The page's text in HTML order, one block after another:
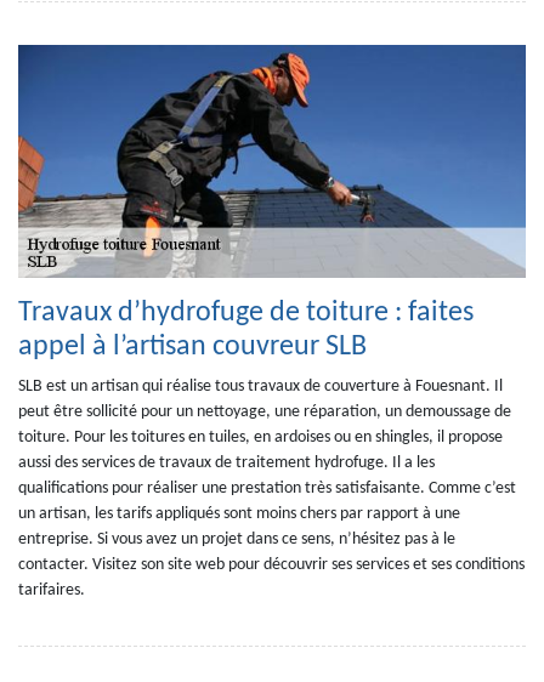
Travaux d’hydrofuge de toiture : faites
appel à l’artisan couvreur SLB
SLB est un artisan qui réalise tous travaux de couverture à Fouesnant. Il
peut être sollicité pour un nettoyage, une réparation, un demoussage de
toiture. Pour les toitures en tuiles, en ardoises ou en shingles, il propose
aussi des services de travaux de traitement hydrofuge. Il a les
qualifications pour réaliser une prestation très satisfaisante. Comme c’est
un artisan, les tarifs appliqués sont moins chers par rapport à une
entreprise. Si vous avez un projet dans ce sens, n’hésitez pas à le
contacter. Visitez son site web pour découvrir ses services et ses conditions
tarifaires.